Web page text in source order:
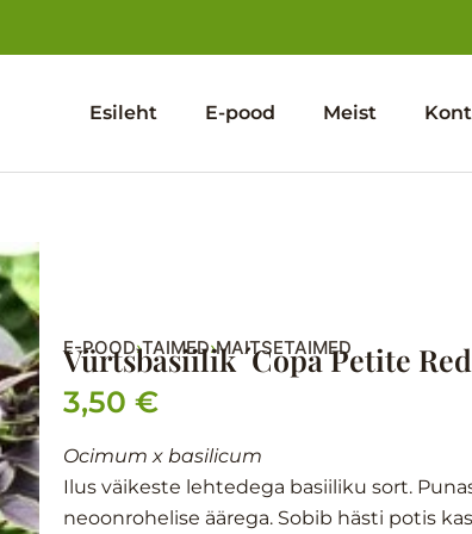
Esileht E-pood Meist
E-POOD›TAIMED›MAITSETAIMED
Vürtsbasiilik ´Copa Petite
3,50 €
Ocimum x basilicum
Ilus väikeste lehtedega basiiliku sort.
neoonrohelise äärega. Sobib hästi potis